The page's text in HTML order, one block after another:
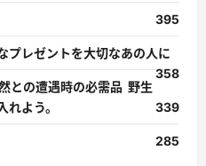
395
プレゼントを大切なあの人に
358
との遭遇時の必需品 野生
よう。
339
285